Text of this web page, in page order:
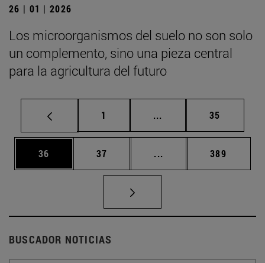
26 | 01 | 2026
Los microorganismos del suelo no son solo
un complemento, sino una pieza central
para la agricultura del futuro
Página
1 ... Páginas intermedias
Página
35
Página
36 Página
37 ... Páginas intermedias
Página
389
BUSCADOR NOTICIAS